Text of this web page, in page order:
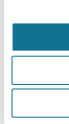
Verhoog